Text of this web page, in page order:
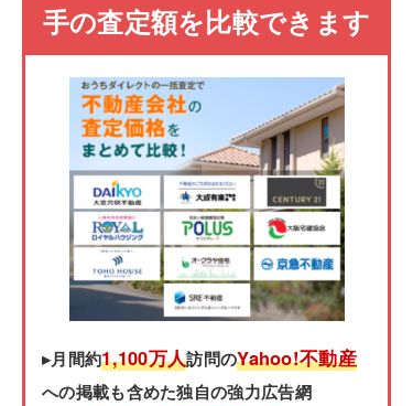
手の査定額を比較できます
▸月間約1,100万人訪問のYahoo!不動産
への掲載も含めた独自の強力広告網